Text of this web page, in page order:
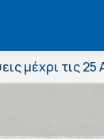
μέχρι τις 25
Δωρεάν